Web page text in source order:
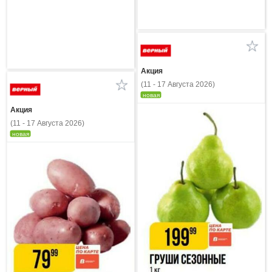
Акция
(11 - 17 Августа 2026)
новая
Акция
(11 - 17 Августа 2026)
новая